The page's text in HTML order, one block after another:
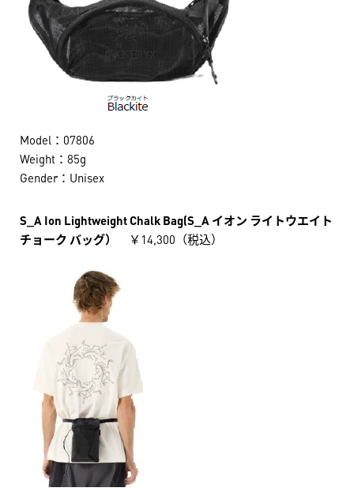
Model：07806
Weight：85g
Gender：Unisex
S_A Ion Lightweight Chalk Bag(S_A イオン ライトウエイト
チョーク バッグ）
￥14,300（税込）